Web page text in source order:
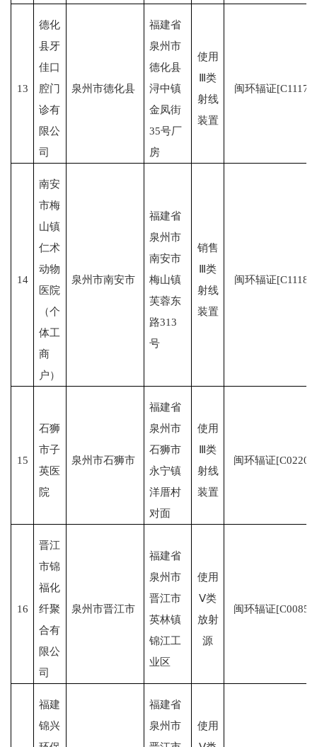
13
德化
县牙
佳口
腔门
诊有
限公
司
泉州市德化县
福建省
泉州市
德化县
浔中镇
金凤街
35号厂
房
使用
Ⅲ类
射线
装置
闽环辐证[C1117]
14
南安
市梅
山镇
仁术
动物
医院
（个
体工
商
户）
泉州市南安市
福建省
泉州市
南安市
梅山镇
芙蓉东
路313
号
销售
Ⅲ类
射线
装置
闽环辐证[C1118]
15
石狮
市子
英医
院
泉州市石狮市
福建省
泉州市
石狮市
永宁镇
洋厝村
对面
使用
Ⅲ类
射线
装置
闽环辐证[C0220]
16
晋江
市锦
福化
纤聚
合有
限公
司
泉州市晋江市
福建省
泉州市
晋江市
英林镇
锦江工
业区
使用
Ⅴ类
放射
源
闽环辐证[C0085]
福建
锦兴
福建省
泉州市
使用